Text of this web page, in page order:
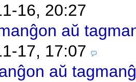
16, 20:27
aŭ
17, 17:07
aŭ